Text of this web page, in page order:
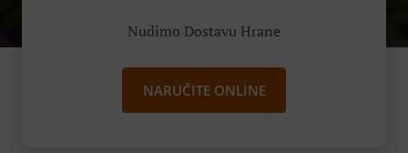
Nudimo Dostavu Hrane
NARUČITE ONLINE